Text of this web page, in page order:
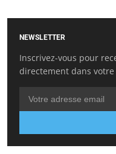
NEWSLETTER
Inscrivez-vous pour
directement dans